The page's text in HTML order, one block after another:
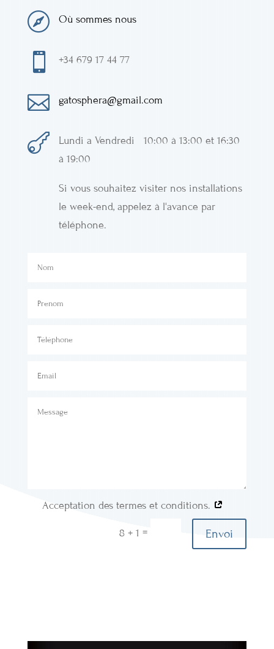
 Où sommes nous
 +34 679 17 44 77
 gatosphera@gmail.com

Lundi a Vendredi 10:00 à 13:00 et 16:30
à 19:00
Si vous souhaitez visiter nos installations
le week-end, appelez à l'avance par
téléphone.
Acceptation des termes et conditions.
8 + 1 = Envoi